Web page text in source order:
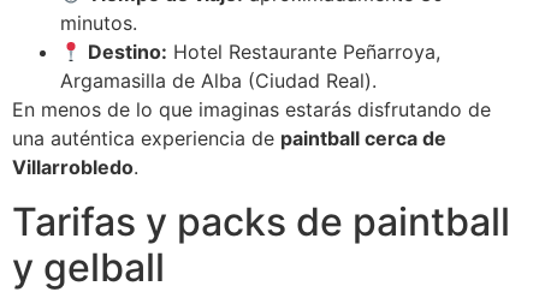
minutos.
Destino: Hotel Restaurante Peñarroya,
Argamasilla de Alba (Ciudad Real).
En menos de lo que imaginas estarás disfrutando de
una auténtica experiencia de paintball cerca de
Villarrobledo.
Tarifas y packs de paintball
y gelball